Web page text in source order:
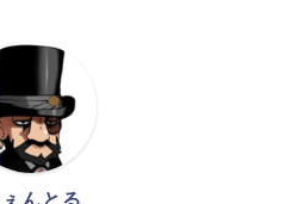
ぇんとる